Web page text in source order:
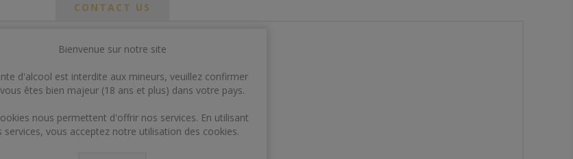
CONTACT US
Bienvenue sur notre site
d'alcool est interdite aux mineurs, veuillez confirmer
êtes bien majeur (18 ans et plus) dans votre pays.
nous permettent d'offrir nos services. En utilisant
services, vous acceptez notre utilisation des cookies.